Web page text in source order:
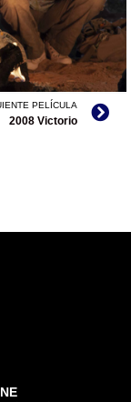
PELÍCULA
2008 Victorio